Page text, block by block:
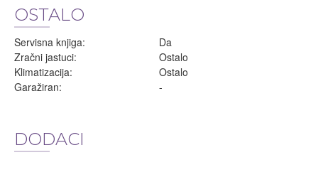
OSTALO
Servisna knjiga:
Da
Zračni jastuci:
Ostalo
Klimatizacija:
Ostalo
Garažiran:
-
DODACI